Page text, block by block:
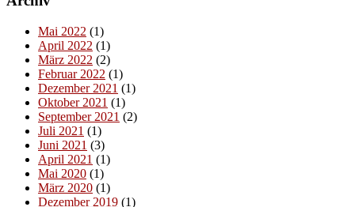
Mai 2022 (1)
April 2022 (1)
März 2022 (2)
Februar 2022 (1)
Dezember 2021 (1)
Oktober 2021 (1)
September 2021 (2)
Juli 2021 (1)
Juni 2021 (3)
April 2021 (1)
Mai 2020 (1)
März 2020 (1)
Dezember 2019 (1)